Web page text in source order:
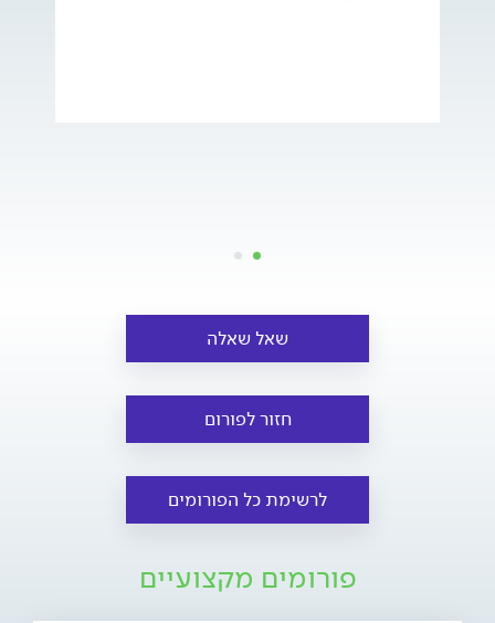
שאל שאלה
חזור לפורום
לרשימת כל הפורומים
פורומים מקצועיים